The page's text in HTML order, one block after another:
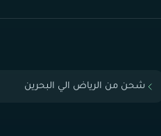
شحن من الرياض الي البحرين